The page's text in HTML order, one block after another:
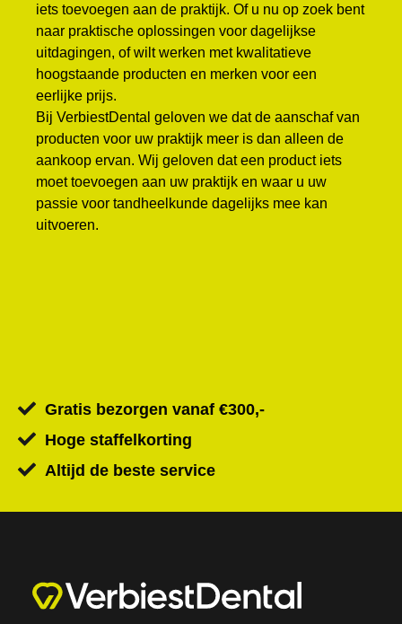
iets toevoegen aan de praktijk. Of u nu op zoek bent
naar praktische oplossingen voor dagelijkse
uitdagingen, of wilt werken met kwalitatieve
hoogstaande producten en merken voor een
eerlijke prijs.
Bij VerbiestDental geloven we dat de aanschaf van
producten voor uw praktijk meer is dan alleen de
aankoop ervan. Wij geloven dat een product iets
moet toevoegen aan uw praktijk en waar u uw
passie voor tandheelkunde dagelijks mee kan
uitvoeren.
Gratis bezorgen vanaf €300,-
Hoge staffelkorting
Altijd de beste service